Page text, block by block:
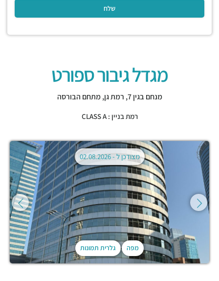
מגדל גיבור ספורט
מנחם בגין 7, רמת גן,מתחם הבורסה
רמת בניין : CLASS A
מפה גלרית תמונות
מצודכן ל -02.08.2026